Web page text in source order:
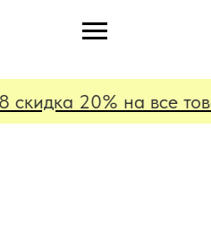
20% на все